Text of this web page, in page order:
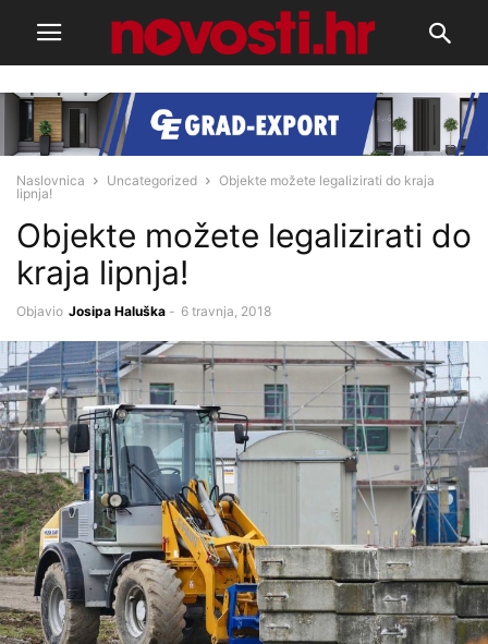
Naslovnica Uncategorized
Objekte možete legalizirati do kraja
lipnja!
Objekte možete legalizirati do
kraja lipnja!
Objavio Josipa Haluška - 6 travnja, 2018